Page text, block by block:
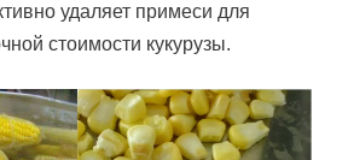
удаляет примеси для
стоимости кукурузы.